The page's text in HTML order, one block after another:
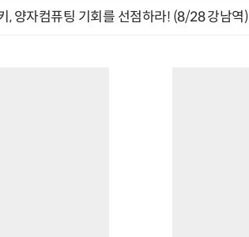
, 양자컴퓨팅 기회를 선점하라! (8/28 강남역)